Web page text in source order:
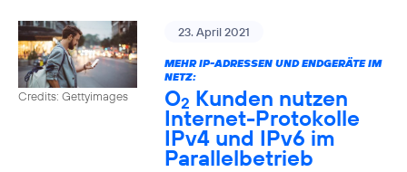
Credits: Gettyimages
23. April 2021
MEHR IP-ADRESSEN UND ENDGERÄTE IM
NETZ:
O2 Kunden nutzen
Internet-Protokolle
IPv4 und IPv6 im
Parallelbetrieb